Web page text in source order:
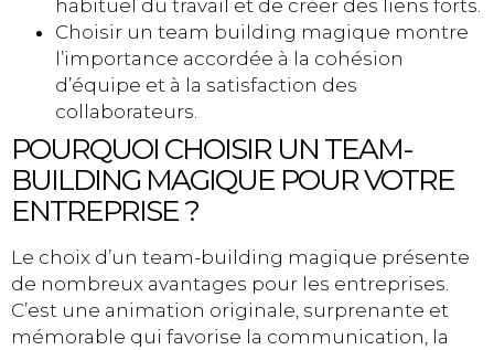
habituel du travail et de créer des liens forts.
Choisir un team building magique montre
l’importance accordée à la cohésion
d’équipe et à la satisfaction des
collaborateurs.
POURQUOI CHOISIR UN TEAM-
BUILDING MAGIQUE POUR VOTRE
ENTREPRISE ?
Le choix d’un team-building magique présente
de nombreux avantages pour les entreprises.
C’est une animation originale, surprenante et
mémorable qui favorise la communication, la